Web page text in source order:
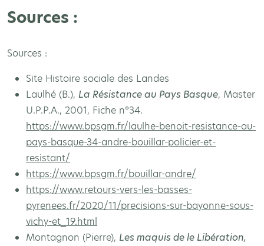
Sources :
Sources :
Site Histoire sociale des Landes
Laulhé (B.), La Résistance au Pays Basque, Master
U.P.P.A., 2001, Fiche n°34.
https://www.bpsgm.fr/laulhe-benoit-resistance-au-
pays-basque-34-andre-bouillar-policier-et-
resistant/
https://www.bpsgm.fr/bouillar-andre/
https://www.retours-vers-les-basses-
pyrenees.fr/2020/11/precisions-sur-bayonne-sous-
vichy-et_19.html
Montagnon (Pierre), Les maquis de le Libération,